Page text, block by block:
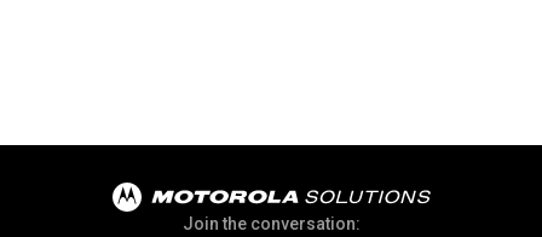
Join the conversation: